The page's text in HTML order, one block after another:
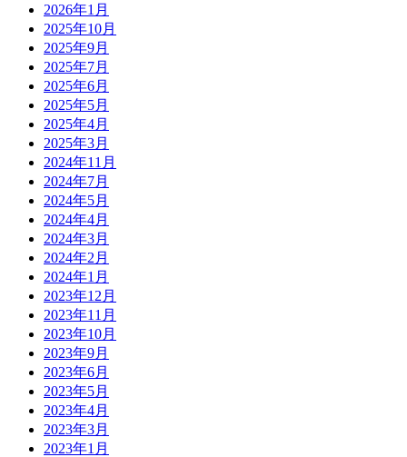
2026年1月
2025年10月
2025年9月
2025年7月
2025年6月
2025年5月
2025年4月
2025年3月
2024年11月
2024年7月
2024年5月
2024年4月
2024年3月
2024年2月
2024年1月
2023年12月
2023年11月
2023年10月
2023年9月
2023年6月
2023年5月
2023年4月
2023年3月
2023年1月